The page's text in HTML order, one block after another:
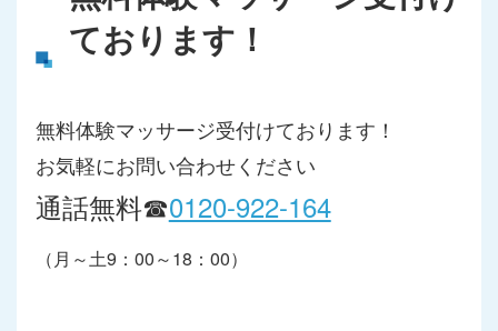
ております！
無料体験マッサージ受付けております！
お気軽にお問い合わせください
通話無料☎0120-922-164
（月～土9：00～18：00）